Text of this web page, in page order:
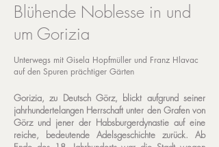
Blühende Noblesse in und
um Gorizia
Unterwegs mit Gisela Hopfmüller und Franz Hlavac
auf den Spuren prächtiger Gärten
Gorizia, zu Deutsch Görz, blickt aufgrund seiner
jahrhundertelangen Herrschaft unter den Grafen von
Görz und jener der Habsburgerdynastie auf eine
reiche, bedeutende Adelsgeschichte zurück. Ab